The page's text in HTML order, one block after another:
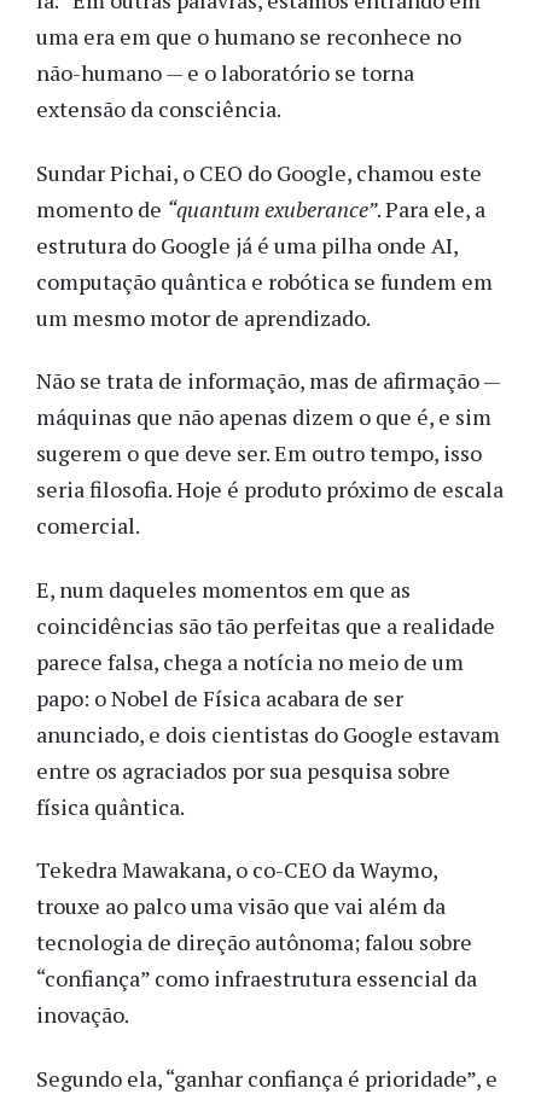
uma era em que o humano se reconhece no
não-humano — e o laboratório se torna
extensão da consciência.
Sundar Pichai, o CEO do Google, chamou este
momento de “quantum exuberance”. Para ele, a
estrutura do Google já é uma pilha onde AI,
computação quântica e robótica se fundem em
um mesmo motor de aprendizado.
Não se trata de informação, mas de afirmação —
máquinas que não apenas dizem o que é, e sim
sugerem o que deve ser. Em outro tempo, isso
seria filosofia. Hoje é produto próximo de escala
comercial.
E, num daqueles momentos em que as
coincidências são tão perfeitas que a realidade
parece falsa, chega a notícia no meio de um
papo: o Nobel de Física acabara de ser
anunciado, e dois cientistas do Google estavam
entre os agraciados por sua pesquisa sobre
física quântica.
Tekedra Mawakana, o co-CEO da Waymo,
trouxe ao palco uma visão que vai além da
tecnologia de direção autônoma; falou sobre
“confiança” como infraestrutura essencial da
inovação.
Segundo ela, “ganhar confiança é prioridade”, e